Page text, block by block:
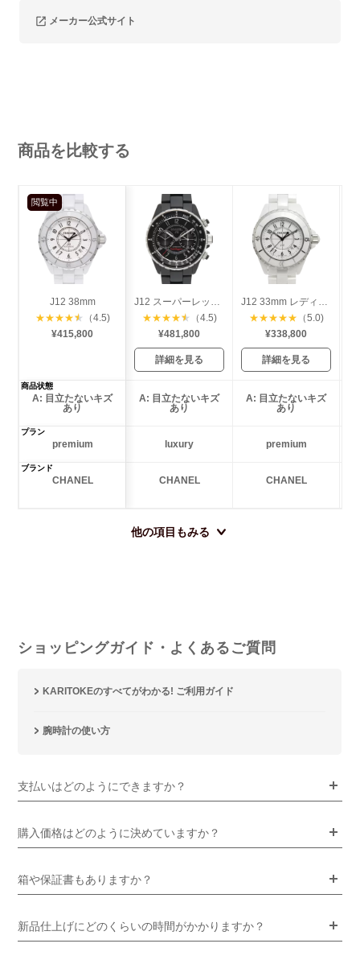
メーカー公式サイト
商品を比較する
閲覧中
J12 38mm
★★★★★
（4.5)
¥415,800
★★★★★
（4.5)
¥481,800
詳細を見る
★★★★★ （5.0)
¥338,800
詳細を見る
商品状態
A: 目立たないキズ
あり
A: 目立たないキズ
あり
A: 目立たないキズ
あり
プラン
premium luxury premium
ブランド
CHANEL CHANEL CHANEL
他の項目もみる
ショッピングガイド・よくあるご質問
KARITOKEのすべてがわかる! ご利用ガイド
腕時計の使い方
支払いはどのようにできますか？
購入価格はどのように決めていますか？
箱や保証書もありますか？
新品仕上げにどのくらいの時間がかかりますか？